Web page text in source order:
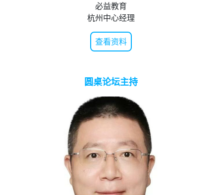
必益教育
杭州中心经理
查看资料
圆桌论坛主持